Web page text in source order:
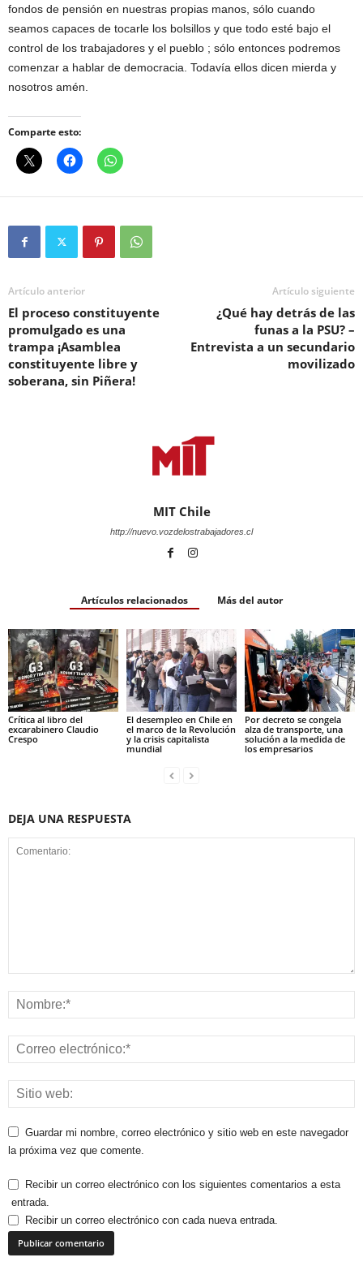
fondos de pensión en nuestras propias manos, sólo cuando
seamos capaces de tocarle los bolsillos y que todo esté bajo el
control de los trabajadores y el pueblo ; sólo entonces podremos
comenzar a hablar de democracia. Todavía ellos dicen mierda y
nosotros amén.
Comparte esto:
Artículo anterior
El proceso constituyente
promulgado es una
trampa ¡Asamblea
constituyente libre y
soberana, sin Piñera!
Artículo siguiente
¿Qué hay detrás de las
funas a la PSU? –
Entrevista a un secundario
movilizado
MIT Chile
http://nuevo.vozdelostrabajadores.cl
Artículos relacionados Más del autor
Crítica al libro del
excarabinero Claudio
Crespo
El desempleo en Chile en
el marco de la Revolución
y la crisis capitalista
mundial
Por decreto se congela
alza de transporte, una
solución a la medida de
los empresarios
DEJA UNA RESPUESTA
Guardar mi nombre, correo electrónico y sitio web en este navegador
la próxima vez que comente.
Recibir un correo electrónico con los siguientes comentarios a esta
entrada.
Recibir un correo electrónico con cada nueva entrada.